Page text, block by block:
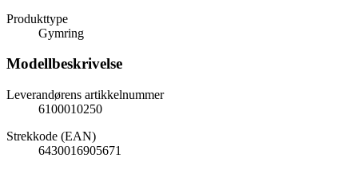
Produkttype
Gymring
Modellbeskrivelse
Leverandørens artikkelnummer
6100010250
Strekkode (EAN)
6430016905671